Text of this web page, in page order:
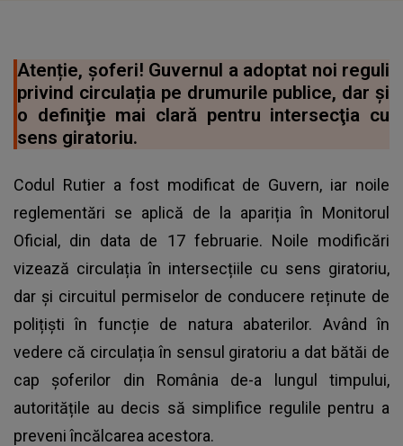
Atenție, șoferi! Guvernul a adoptat noi reguli
privind circulația pe drumurile publice, dar și
o definiţie mai clară pentru intersecţia cu
sens giratoriu.
Codul Rutier a fost modificat de Guvern, iar noile
reglementări se aplică de la apariția în Monitorul
Oficial, din data de 17 februarie. Noile modificări
vizează circulația în intersecțiile cu sens giratoriu,
dar și circuitul permiselor de conducere reținute de
polițiști în funcție de natura abaterilor. Având în
vedere că circulația în sensul giratoriu a dat bătăi de
cap șoferilor din România de-a lungul timpului,
autoritățile au decis să simplifice regulile pentru a
preveni încălcarea acestora.